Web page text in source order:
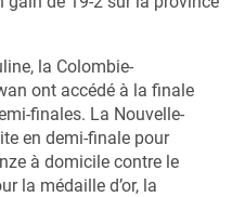
la Colombie-
ont accédé à la finale
finales. La Nouvelle-
en demi-finale pour
à domicile contre le
la médaille d’or, la